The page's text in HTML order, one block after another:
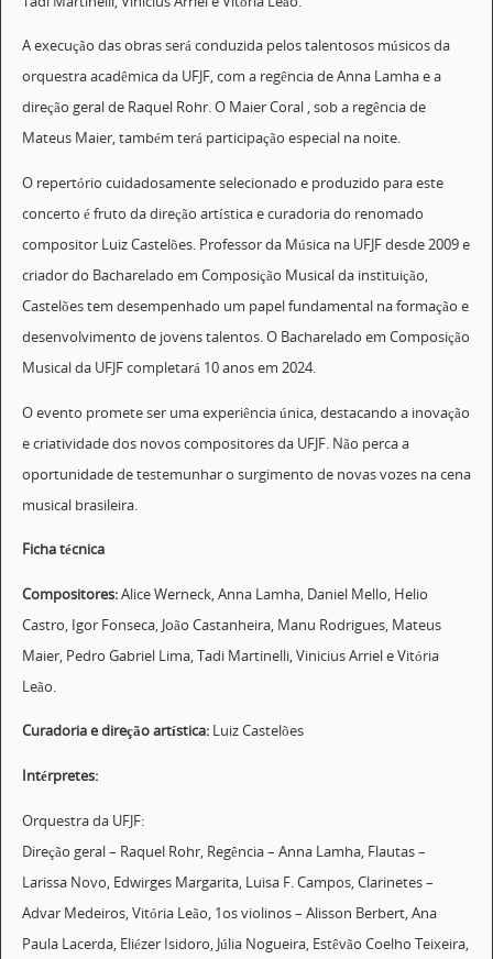
A execução das obras será conduzida pelos talentosos músicos da
orquestra acadêmica da UFJF, com a regência de Anna Lamha e a
direção geral de Raquel Rohr. O Maier Coral , sob a regência de
Mateus Maier, também terá participação especial na noite.
O repertório cuidadosamente selecionado e produzido para este
concerto é fruto da direção artística e curadoria do renomado
compositor Luiz Castelões. Professor da Música na UFJF desde 2009 e
criador do Bacharelado em Composição Musical da instituição,
Castelões tem desempenhado um papel fundamental na formação e
desenvolvimento de jovens talentos. O Bacharelado em Composição
Musical da UFJF completará 10 anos em 2024.
O evento promete ser uma experiência única, destacando a inovação
e criatividade dos novos compositores da UFJF. Não perca a
oportunidade de testemunhar o surgimento de novas vozes na cena
musical brasileira.
Ficha técnica
Compositores:Alice Werneck, Anna Lamha, Daniel Mello, Helio
Castro, Igor Fonseca, João Castanheira, Manu Rodrigues, Mateus
Maier, Pedro Gabriel Lima, Tadi Martinelli, Vinicius Arriel e Vitória
Leão.
Curadoria e direção artística: Luiz Castelões
Intérpretes:
Orquestra da UFJF:
Direção geral – Raquel Rohr, Regência – Anna Lamha, Flautas –
Larissa Novo, Edwirges Margarita, Luisa F. Campos, Clarinetes –
Advar Medeiros, Vitória Leão, 1os violinos – Alisson Berbert, Ana
Paula Lacerda, Eliézer Isidoro, Júlia Nogueira, Estêvão Coelho Teixeira,